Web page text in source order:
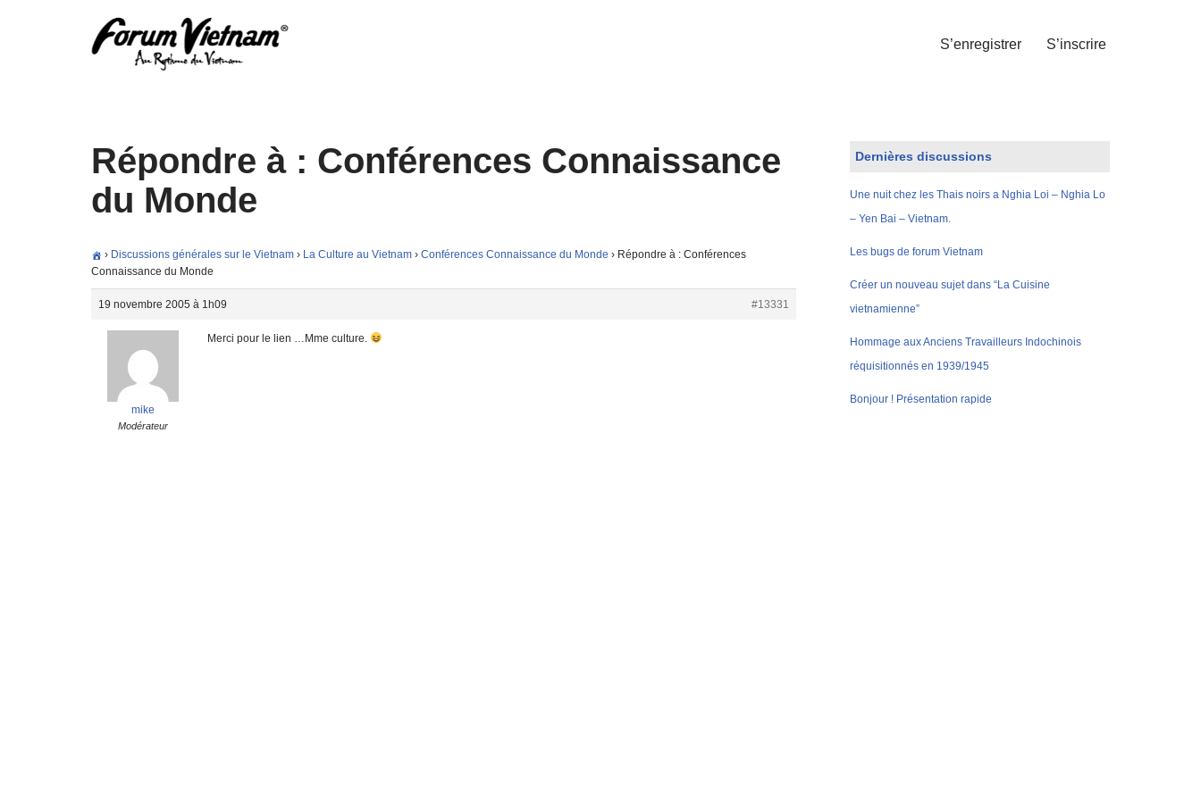
S’enregistrer S’inscrire
Répondre à : Conférences Connaissance
du Monde
› Discussions générales sur le Vietnam › La Culture au Vietnam › Conférences Connaissance du Monde › Répondre à : Conférences
Connaissance du Monde
19 novembre 2005 à 1h09 #13331
mike
Modérateur
Merci pour le lien …Mme culture.
Dernières discussions
Une nuit chez les Thais noirs a Nghia Loi – Nghia Lo
– Yen Bai – Vietnam.
Les bugs de forum Vietnam
Créer un nouveau sujet dans “La Cuisine
vietnamienne”
Hommage aux Anciens Travailleurs Indochinois
réquisitionnés en 1939/1945
Bonjour ! Présentation rapide